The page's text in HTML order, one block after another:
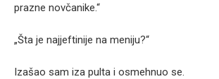
prazne novčanike.“
„Šta je najjeftinije na meniju?“
Izašao sam iza pulta i osmehnuo se.